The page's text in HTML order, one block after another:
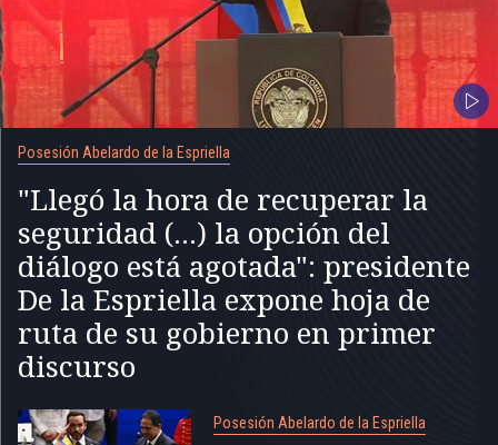
Posesión Abelardo de la Espriella
"Llegó la hora de recuperar la
seguridad (...) la opción del
diálogo está agotada": presidente
De la Espriella expone hoja de
ruta de su gobierno en primer
discurso
Posesión Abelardo de la Espriella